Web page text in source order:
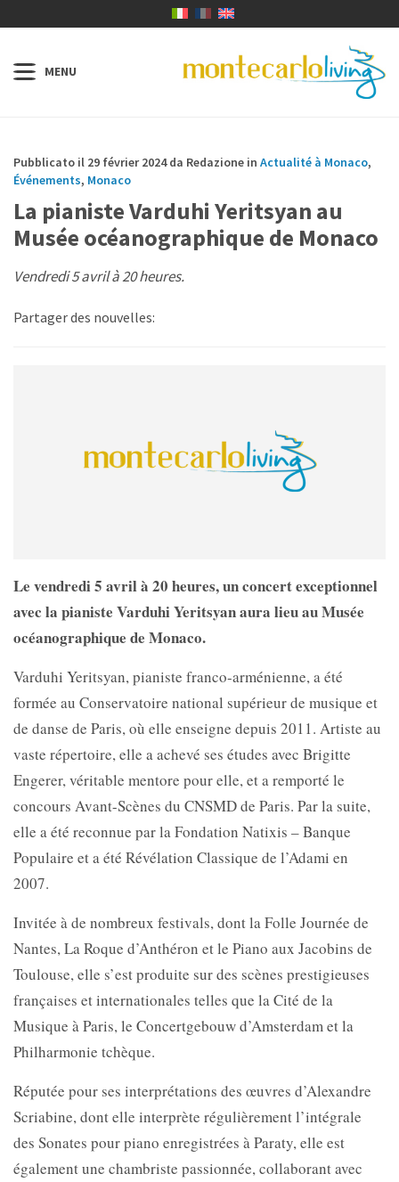
Pubblicato il 29 février 2024 da Redazione in Actualité à Monaco,
Événements, Monaco
La pianiste Varduhi Yeritsyan au
Musée océanographique de Monaco
Vendredi 5 avril à 20 heures.
Partager des nouvelles:
Le vendredi 5 avril à 20 heures, un concert exceptionnel
avec la pianiste Varduhi Yeritsyan aura lieu au Musée
océanographique de Monaco.
Varduhi Yeritsyan, pianiste franco-arménienne, a été
formée au Conservatoire national supérieur de musique et
de danse de Paris, où elle enseigne depuis 2011. Artiste au
vaste répertoire, elle a achevé ses études avec Brigitte
Engerer, véritable mentore pour elle, et a remporté le
concours Avant-Scènes du CNSMD de Paris. Par la suite,
elle a été reconnue par la Fondation Natixis – Banque
Populaire et a été Révélation Classique de l’Adami en
2007.
Invitée à de nombreux festivals, dont la Folle Journée de
Nantes, La Roque d’Anthéron et le Piano aux Jacobins de
Toulouse, elle s’est produite sur des scènes prestigieuses
françaises et internationales telles que la Cité de la
Musique à Paris, le Concertgebouw d’Amsterdam et la
Philharmonie tchèque.
Réputée pour ses interprétations des œuvres d’Alexandre
Scriabine, dont elle interprète régulièrement l’intégrale
des Sonates pour piano enregistrées à Paraty, elle est
également une chambriste passionnée, collaborant avec